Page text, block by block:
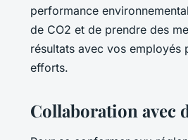
performance
de CO2 et de prendre des
résultats avec vos employés
efforts.
Collaboration avec